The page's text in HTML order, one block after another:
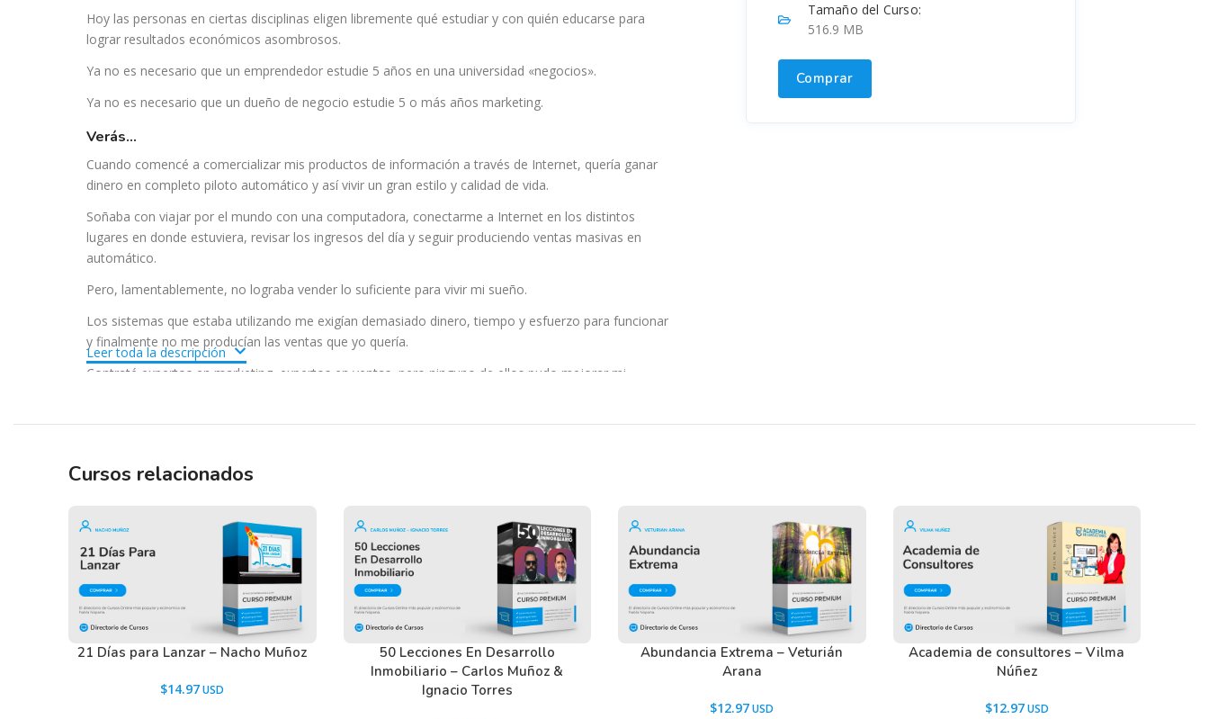
Hoy las personas en ciertas disciplinas eligen libremente qué estudiar y con quién educarse para
lograr resultados económicos asombrosos.
Ya no es necesario que un emprendedor estudie 5 años en una universidad «negocios».
Ya no es necesario que un dueño de negocio estudie 5 o más años marketing.
verás…
Cuando comencé a comercializar mis productos de información a través de Internet, quería ganar
dinero en completo piloto automático y así vivir un gran estilo y calidad de vida.
Soñaba con viajar por el mundo con una computadora, conectarme a Internet en los distintos
lugares en donde estuviera, revisar los ingresos del día y seguir produciendo ventas masivas en
automático.
Pero, lamentablemente, no lograba vender lo suficiente para vivir mi sueño.
Los sistemas que estaba utilizando me exigían demasiado dinero, tiempo y esfuerzo para funcionar
y finalmente no me producían las ventas que yo quería.
Contraté expertos en marketing, expertos en ventas, pero ninguno de ellos pudo mejorar mi
Por lo tanto, tuve que tomar una decisión.
con un trabajo de 8:00 de la mañana a 6:00 de la tarde soportando a un jefe, o encontraba una
Entonces me sumergí en Internet para descubrir y encontrar qué era lo que hacía ganar tanto dinero
en automático a los expertos que yo seguía en aquel entonces.
Pasaron semanas completas sin descubrir absolutamente nada.
La verdad, ya me estaba decepcionando.
No lograba dar con esa cereza del pastel.
No lograba descubrir cuál era la piedra angular de sus negocios.
Leer toda la descripción
Tamaño del Curso:
516.9 MB
Comprar
Cursos relacionados
21 Días para Lanzar – Nacho Muñoz
$14.97
50 Lecciones En Desarrollo
Inmobiliario – Carlos Muñoz &
Ignacio Torres
Abundancia Extrema – Veturián
Arana
$12.97
Academia de consultores – Vilma
Núñez
$12.97